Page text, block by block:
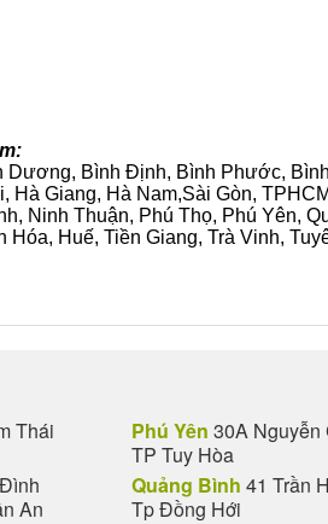
Dương, Bình Định, Bình Phước,
Giang, Hà Nam,Sài Gòn,
Ninh Thuận, Phú Thọ, Phú Yên,
Huế, Tiền Giang, Trà Vinh,
Thái
An
Phú Yên 30A Nguyễn
TP Tuy Hòa
Quảng Bình 41 Trần
Tp Đồng Hới